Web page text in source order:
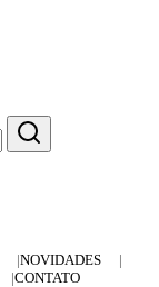
NOVIDADES
CONTATO